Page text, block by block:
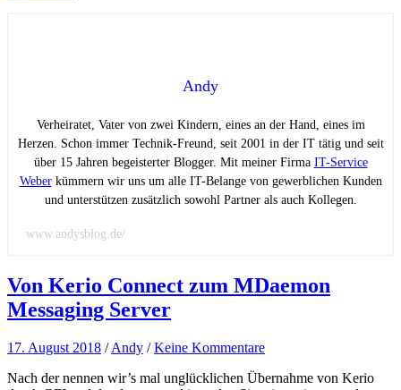
Andy
Verheiratet, Vater von zwei Kindern, eines an der Hand, eines im
Herzen. Schon immer Technik-Freund, seit 2001 in der IT tätig und seit
über 15 Jahren begeisterter Blogger. Mit meiner Firma IT-Service
Weberkümmern wir uns um alle IT-Belange von gewerblichen Kunden
und unterstützen zusätzlich sowohl Partner als auch Kollegen.
www.andysblog.de/
Von Kerio Connect zum MDaemon
Messaging Server
17. August 2018 /Andy /Keine Kommentare
Nach der nennen wir’s mal unglücklichen Übernahme von Kerio